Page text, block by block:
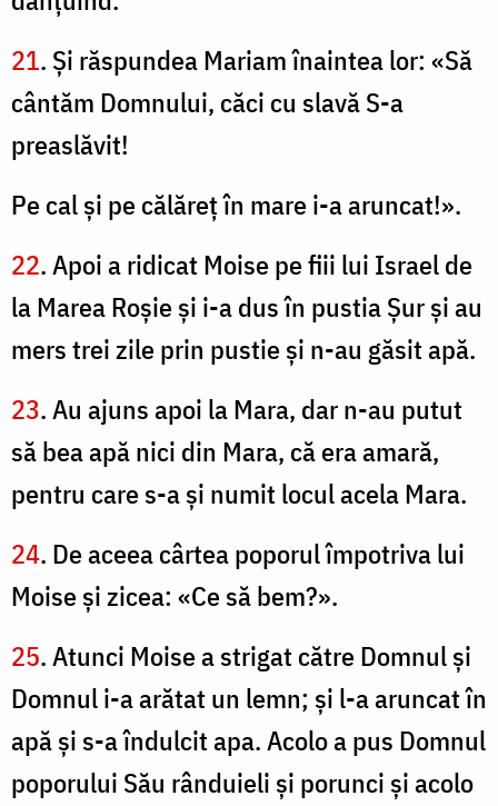
21. Şi răspundea Mariam înaintea lor: «Să
cântăm Domnului, căci cu slavă S-a
preaslăvit!
Pe cal şi pe călăreţ în mare i-a aruncat!».
22. Apoi a ridicat Moise pe fiii lui Israel de
la Marea Roşie şi i-a dus în pustia Şur şi au
mers trei zile prin pustie şi n-au găsit apă.
23. Au ajuns apoi la Mara, dar n-au putut
să bea apă nici din Mara, că era amară,
pentru care s-a şi numit locul acela Mara.
24. De aceea cârtea poporul împotriva lui
Moise şi zicea: «Ce să bem?».
25. Atunci Moise a strigat către Domnul şi
Domnul i-a arătat un lemn; şi l-a aruncat în
apă şi s-a îndulcit apa. Acolo a pus Domnul
poporului Său rânduieli şi porunci şi acolo